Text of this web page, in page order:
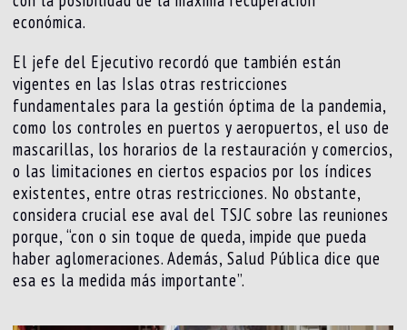
económica.
El jefe del Ejecutivo recordó que también están
vigentes en las Islas otras restricciones
fundamentales para la gestión óptima de la pandemia,
como los controles en puertos y aeropuertos, el uso de
mascarillas, los horarios de la restauración y comercios,
o las limitaciones en ciertos espacios por los índices
existentes, entre otras restricciones. No obstante,
considera crucial ese aval del TSJC sobre las reuniones
porque, “con o sin toque de queda, impide que pueda
haber aglomeraciones. Además, Salud Pública dice que
esa es la medida más importante”.